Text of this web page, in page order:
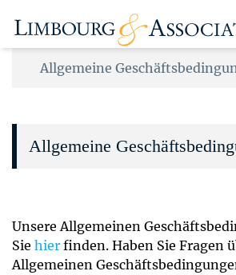
Allgemeine
Allgemeine
Unsere Allgemeinen
Sie hier finden. Haben Sie Fragen
Allgemeinen